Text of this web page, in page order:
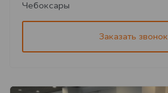
Чебоксары
Заказать звонок